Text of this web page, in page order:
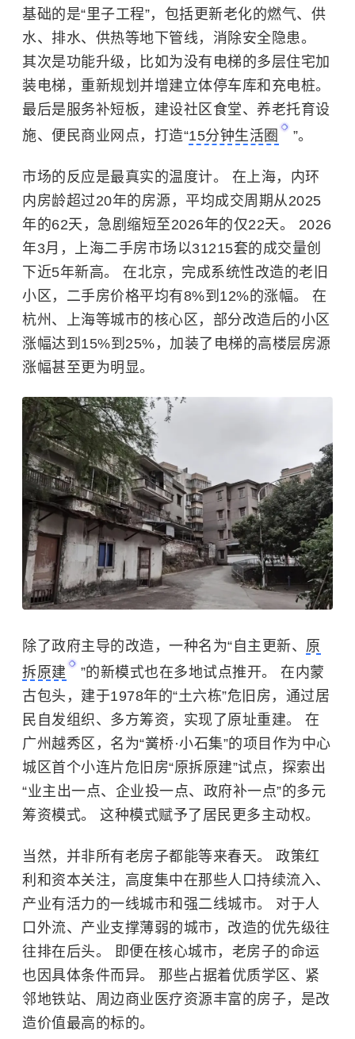
基础的是“里子工程”，包括更新老化的燃气、供
水、排水、供热等地下管线，消除安全隐患。
其次是功能升级，比如为没有电梯的多层住宅加
装电梯，重新规划并增建立体停车库和充电桩。
最后是服务补短板，建设社区食堂、养老托育设
施、便民商业网点，打造“15分钟生活圈 ”。
市场的反应是最真实的温度计。 在上海，内环
内房龄超过20年的房源，平均成交周期从2025
年的62天，急剧缩短至2026年的仅22天。 2026
年3月，上海二手房市场以31215套的成交量创
下近5年新高。 在北京，完成系统性改造的老旧
小区，二手房价格平均有8%到12%的涨幅。 在
杭州、上海等城市的核心区，部分改造后的小区
涨幅达到15%到25%，加装了电梯的高楼层房源
涨幅甚至更为明显。
除了政府主导的改造，一种名为“自主更新、 原
拆原建
”的新模式也在多地试点推开。 在内蒙
古包头，建于1978年的“土六栋”危旧房，通过居
民自发组织、多方筹资，实现了原址重建。 在
广州越秀区，名为“黉桥·小石集”的项目作为中心
城区首个小连片危旧房“原拆原建”试点，探索出
“业主出一点、企业投一点、政府补一点”的多元
筹资模式。 这种模式赋予了居民更多主动权。
当然，并非所有老房子都能等来春天。 政策红
利和资本关注，高度集中在那些人口持续流入、
产业有活力的一线城市和强二线城市。 对于人
口外流、产业支撑薄弱的城市，改造的优先级往
往排在后头。 即便在核心城市，老房子的命运
也因具体条件而异。 那些占据着优质学区、紧
邻地铁站、周边商业医疗资源丰富的房子，是改
造价值最高的标的。